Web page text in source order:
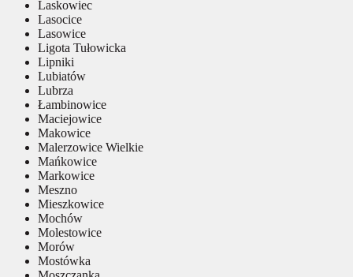
Laskowiec
Lasocice
Lasowice
Ligota Tułowicka
Lipniki
Lubiatów
Lubrza
Łambinowice
Maciejowice
Makowice
Malerzowice Wielkie
Mańkowice
Markowice
Meszno
Mieszkowice
Mochów
Molestowice
Morów
Mostówka